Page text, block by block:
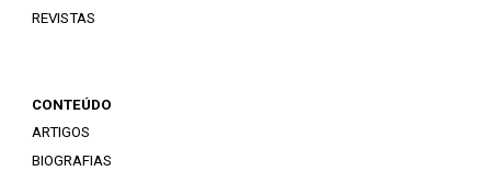
REVISTAS
CONTEÚDO
ARTIGOS
BIOGRAFIAS